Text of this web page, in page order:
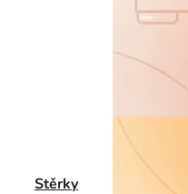
Stěrky